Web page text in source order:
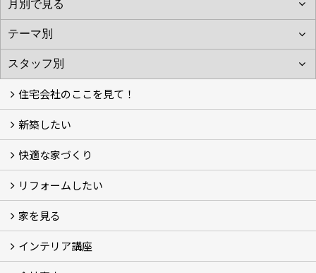
住宅会社のここを見て！
家づくりをはじめる前に
施主をラクさせる会社とは？
理想の家を建てるには？
新築したい
こだわり
大伸の家づくり体制
地熱＆太陽光の家
家づくりスケジュール
アフター・保証体制
快適な家づくり
建替えたい
リフォームしたい
小さなリフォーム
大きなリフォーム
ビフォーアフター
家を見る
お客様の声
フォトギャラリー
ただいま建築中
施工実績
インテリア講座